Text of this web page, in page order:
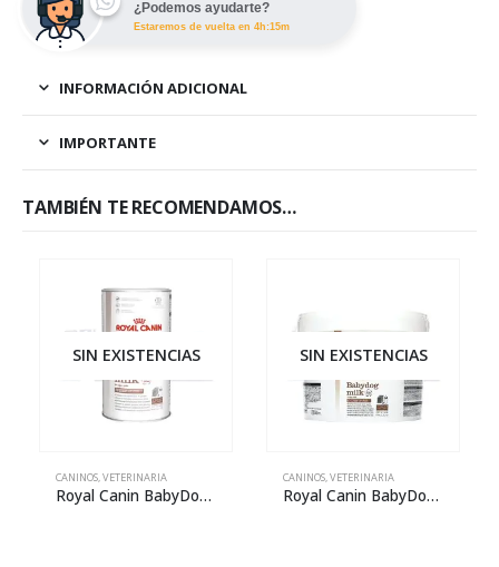
¿Podemos ayudarte?
Estaremos de vuelta en 4h:15m
INFORMACIÓN ADICIONAL
IMPORTANTE
TAMBIÉN TE RECOMENDAMOS…
SIN EXISTENCIAS
CANINOS,VETERINARIA
Royal Canin BabyDog Milk – 400 g
SIN EXISTENCIAS
CANINOS,VETERINARIA
Royal Canin BabyDog Milk – 2 kg